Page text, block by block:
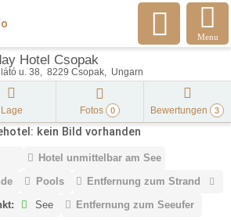
Menu
Hotel Csopak
u. 38 8229 Csopak Ungarn
Lage Fotos 0 Bewertungen 3
Hotel unmittelbar am See
Pools
Entfernung zum Strand
See
Entfernung zum Seeufer